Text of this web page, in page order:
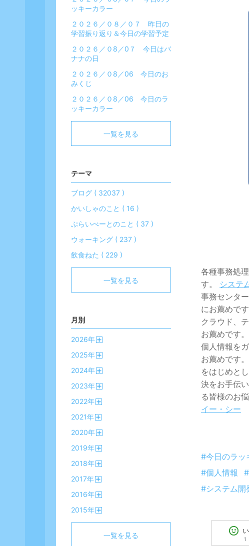
各種事務処
す。 システ
事務センタ
にお薦めで
クラウド、
お薦めです
個人情報を
お薦めで
をはじめと
決をお手伝
る皆様のお
イー・シー
#今日のラッ
#個人情報
#システム開
1
ッキーカラー
２０２６／０８／０７ 昨日の
学習振り返り＆今日の学習予定
２０２６／０8／0７ 今日はバ
ナナの日
２０２６／０8／06 今日のお
みくじ
２０２６／０8／06 今日のラ
ッキーカラー
一覧を見る
テーマ
ブログ ( 32037 )
かいしゃのこと ( 16 )
ぷらいべーとのこと ( 37 )
ウォーキング ( 237 )
飲食ねた ( 229 )
一覧を見る
月別
2026年
2025年
2024年
2023年
2022年
2021年
2020年
2019年
2018年
2017年
2016年
2015年
一覧を見る